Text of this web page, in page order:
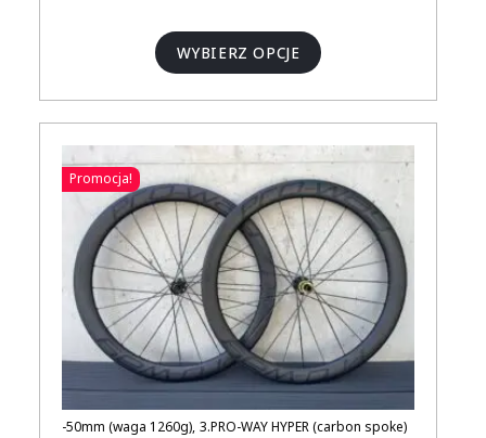
WYBIERZ OPCJE
Promocja!
-50mm (waga 1260g) 3.PRO-WAY HYPER (carbon spoke)